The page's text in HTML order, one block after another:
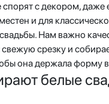
с декором, даже
и для
Нам важно
срезку и
она держала форму
белые